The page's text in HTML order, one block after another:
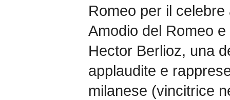
Romeo per il
Amodio del Romeo
Hector Berlioz, una
applaudite e
milanese (vincitrice